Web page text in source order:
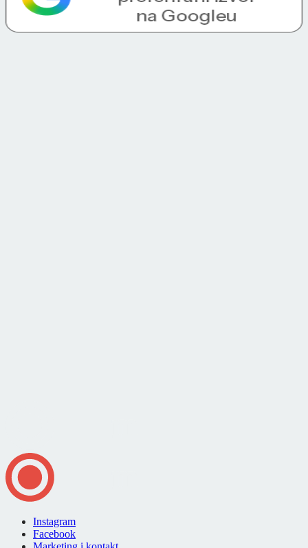
Instagram
Facebook